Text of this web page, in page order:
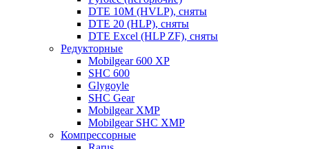
DTE 10M (HVLP), сняты
DTE 20 (HLP), сняты
DTE Excel (HLP ZF), сняты
Редукторные
Mobilgear 600 XP
SHC 600
Glygoyle
SHC Gear
Mobilgear XMP
Mobilgear SHC XMP
Компрессорные